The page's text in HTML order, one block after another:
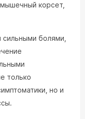
корсет,
болями,
только
но и